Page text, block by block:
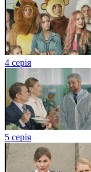
4 серія
5 серія